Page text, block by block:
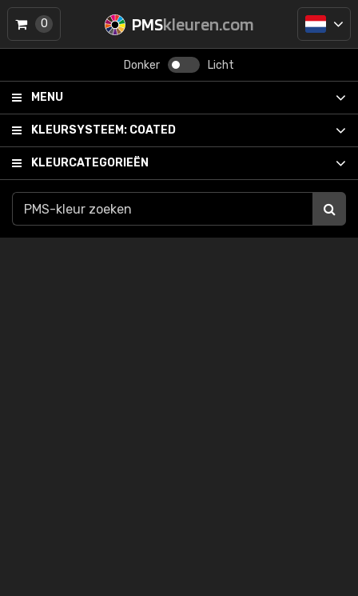
PMSkleuren.com
Donker Licht
MENU
KLEURSYSTEEM: COATED
KLEURCATEGORIEËN
0